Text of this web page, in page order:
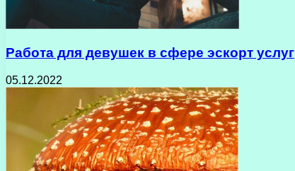
Работа для девушек в сфере эскорт услуг
05.12.2022